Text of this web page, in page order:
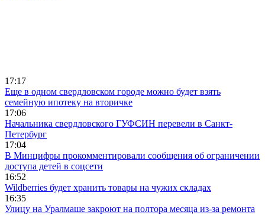
17:17
Еще в одном свердловском городе можно будет взять
семейную ипотеку на вторичке
17:06
Начальника свердловского ГУФСИН перевели в Санкт-
Петербург
17:04
В Минцифры прокомментировали сообщения об ограничении
доступа детей в соцсети
16:52
Wildberries будет хранить товары на чужих складах
16:35
Улицу на Уралмаше закроют на полтора месяца из-за ремонта